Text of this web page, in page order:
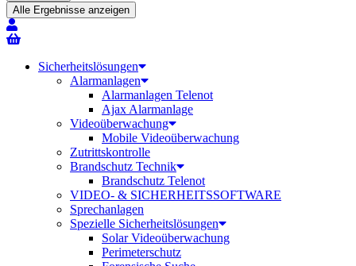
Alle Ergebnisse anzeigen
Sicherheitslösungen
Alarmanlagen
Alarmanlagen Telenot
Ajax Alarmanlage
Videoüberwachung
Mobile Videoüberwachung
Zutrittskontrolle
Brandschutz Technik
Brandschutz Telenot
VIDEO- & SICHERHEITSSOFTWARE
Sprechanlagen
Spezielle Sicherheitslösungen
Solar Videoüberwachung
Perimeterschutz